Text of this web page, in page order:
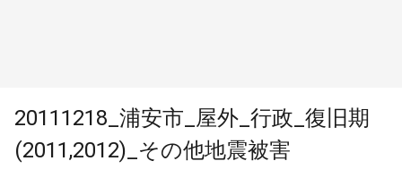
20111218_浦安市_屋外_行政_復旧期
(2011,2012)_その他地震被害